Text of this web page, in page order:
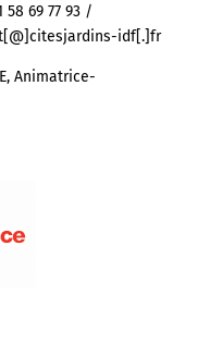
58 69 77 93 /
idf[.]fr
Animatrice-